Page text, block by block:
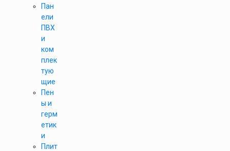
Пан
ели
ПВХ
и
ком
плек
тую
щие
Пен
ы и
герм
етик
и
Плит